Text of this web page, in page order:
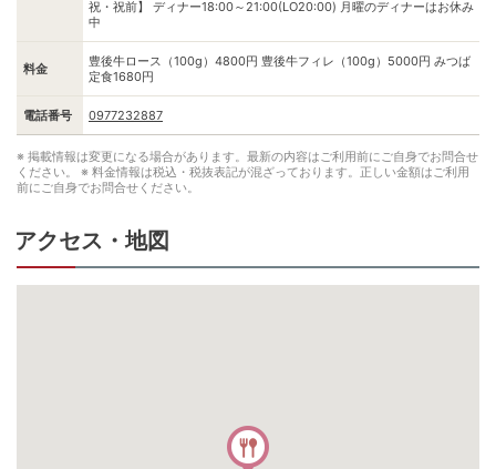
祝・祝前】 ディナー18:00～21:00(LO20:00) 月曜のディナーはお休み
中
料金
豊後牛ロース（100g）4800円 豊後牛フィレ（100g）5000円 みつば
定食1680円
電話番号 0977232887
※ 掲載情報は変更になる場合があります。最新の内容はご利用前にご自身でお問合せ
ください。
※ 料金情報は税込・税抜表記が混ざっております。正しい金額はご利用
前にご自身でお問合せください。
アクセス・地図